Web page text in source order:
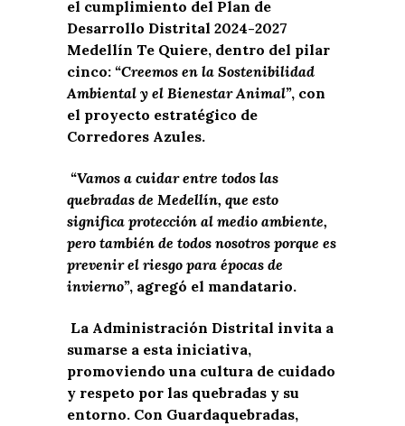
el cumplimiento del Plan de
Desarrollo Distrital 2024-2027
Medellín Te Quiere, dentro del pilar
cinco: “Creemos en la Sostenibilidad
Ambiental y el Bienestar Animal”, con
el proyecto estratégico de
Corredores Azules.
“Vamos a cuidar entre todos las
quebradas de Medellín, que esto
significa protección al medio ambiente,
pero también de todos nosotros porque es
prevenir el riesgo para épocas de
invierno”, agregó el mandatario.
La Administración Distrital invita a
sumarse a esta iniciativa,
promoviendo una cultura de cuidado
y respeto por las quebradas y su
entorno. Con Guardaquebradas,